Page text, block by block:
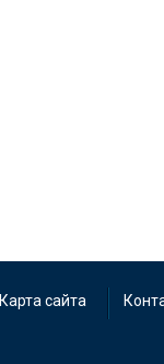
Карта сайта